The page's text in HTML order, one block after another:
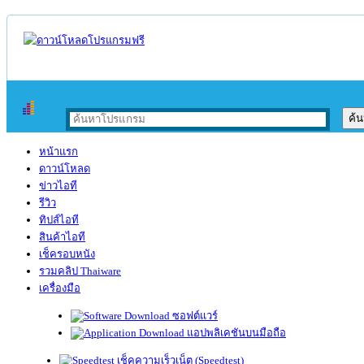
หน้าแรก
ดาวน์โหลด
ข่าวไอที
รีวิว
ทิปส์ไอที
สินค้าไอที
เช็ครอบหนัง
รวมคลิป Thaiware
เครื่องมือ
ซอฟต์แวร์
แอปพลิเคชันบนมือถือ
เช็คความเร็วเน็ต (Speedtest)